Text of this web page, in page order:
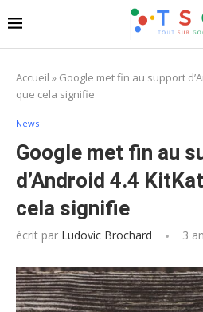
Accueil » Google met fin au support
que cela signifie
News
Google met fin au
d’Android 4.4
cela signifie
écrit par Ludovic Brochard 3